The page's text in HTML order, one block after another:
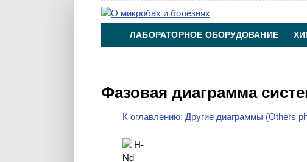
ЛАБОРАТОРНОЕ ОБОРУДОВАНИЕ
Фазовая диаграмма
К оглавлению: Другие диаграммы (Others